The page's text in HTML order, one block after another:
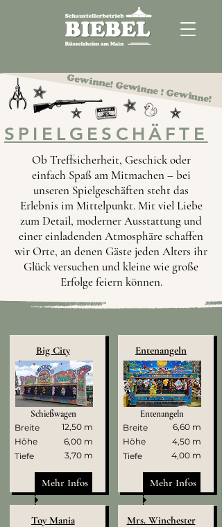
Gewinne! Gewinne ! Gewinne!
SPIELGESCHÄFTE
Ob Treffsicherheit, Geschick oder
einfach Spaß am Mitmachen – bei
unseren Spielgeschäften steht das
Erlebnis im Mittelpunkt. Mit viel Liebe
zum Detail, moderner Ausstattung und
einer einladenden Atmosphäre schaffen
wir Orte, an denen Gäste jeden Alters ihr
Glück versuchen und kleine wie große
Erfolge feiern können.
Big City
Schießwagen
Breite
12,50 m
Höhe
6,00 m
Tiefe
3,70 m
Mehr Infos
Toy Mania
Entenangeln
Entenangeln
Breite
6,60 m
Höhe
4,50 m
Tiefe
4,00 m
Mehr Infos
Mrs. Winchester